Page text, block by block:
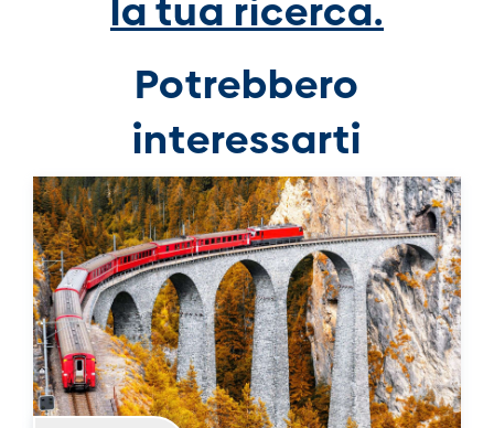
la tua ricerca.
Potrebbero
interessarti